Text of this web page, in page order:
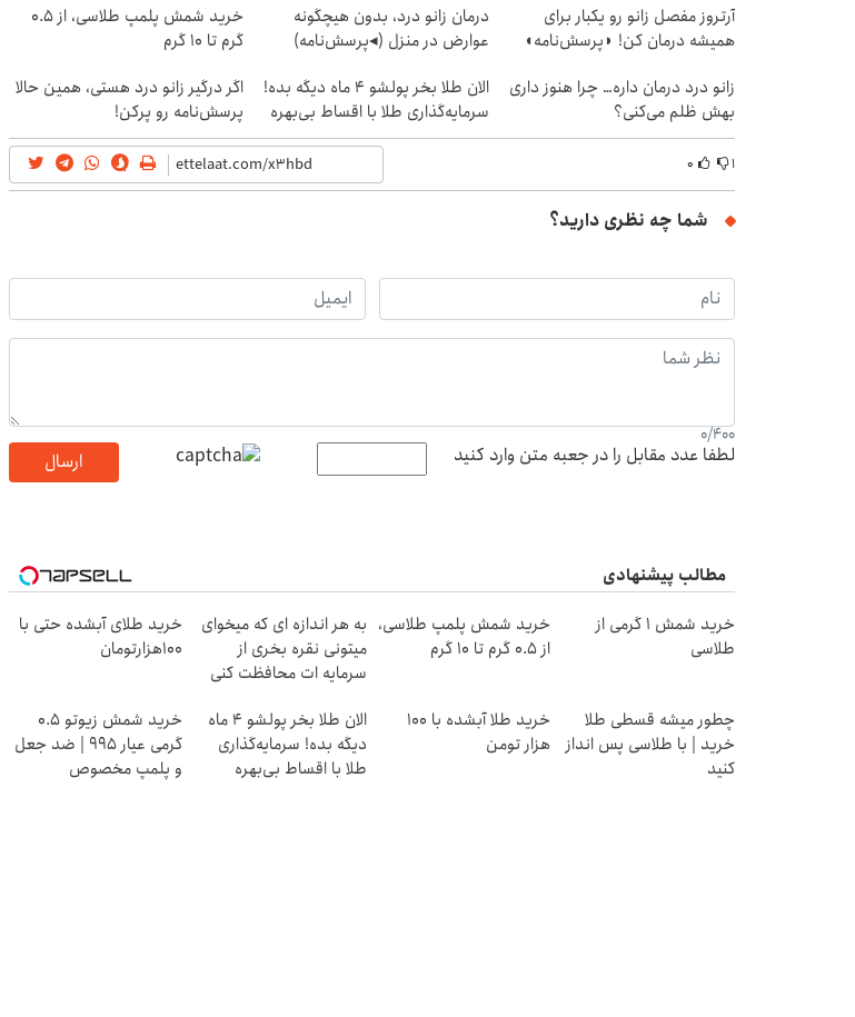
آرتروز مفصل زانو رو یکبار برای
همیشه درمان کن! ◗پرسش‌نامه◖
درمان زانو درد، بدون هیچگونه
عوارض در منزل (◂پرسش‌نامه)
خرید شمش پلمپ طلاسی، از ۰.۵
گرم تا ۱۰ گرم
زانو درد درمان داره… چرا هنوز داری
بهش ظلم می‌کنی؟
الان طلا بخر پولشو 4 ماه دیگه بده!
سرمایه‌گذاری طلا با اقساط بی‌بهره
اگر درگیر زانو درد هستی، همین حالا
پرسش‌نامه رو پرکن!
۱ ۰
شما چه نظری دارید؟
0/400
لطفا عدد مقابل را در جعبه متن وارد کنید ارسال
مطالب پیشنهادی
خرید شمش 1 گرمی از
طلاسی
خرید شمش پلمپ طلاسی،
از ۰.۵ گرم تا ۱۰ گرم
به هر اندازه ای که میخوای
میتونی نقره بخری از
سرمایه ات محافظت کنی
خرید طلای آبشده حتی با
۱۰۰هزارتومان
چطور میشه قسطی طلا
خرید | با طلاسی پس انداز
کنید
خرید طلا آبشده با 100
هزار تومن
الان طلا بخر پولشو 4 ماه
دیگه بده! سرمایه‌گذاری
طلا با اقساط بی‌بهره
خرید شمش زیوتو ۰.۵
گرمی عیار ۹۹۵ | ضد جعل
و پلمپ مخصوص